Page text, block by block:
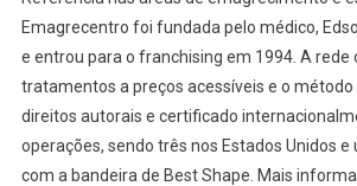
Emagrecentro foi fundada pelo médico,
e entrou para o franchising em 1994. A rede
tratamentos a preços acessíveis e o método
direitos autorais e certificado
operações, sendo três nos Estados Unidos e
com a bandeira de Best Shape. Mais